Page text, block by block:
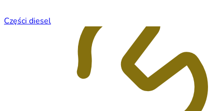
Części diesel